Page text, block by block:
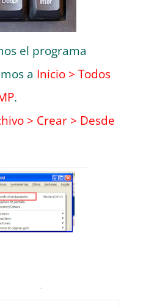
el programa
a Inicio > Todos
.
> Crear > Desde